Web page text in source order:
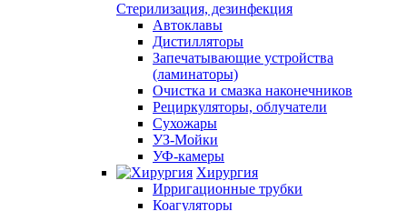
Стерилизация, дезинфекция
Автоклавы
Дистилляторы
Запечатывающие устройства
(ламинаторы)
Очистка и смазка наконечников
Рециркуляторы, облучатели
Сухожары
УЗ-Мойки
УФ-камеры
Хирургия
Ирригационные трубки
Коагуляторы